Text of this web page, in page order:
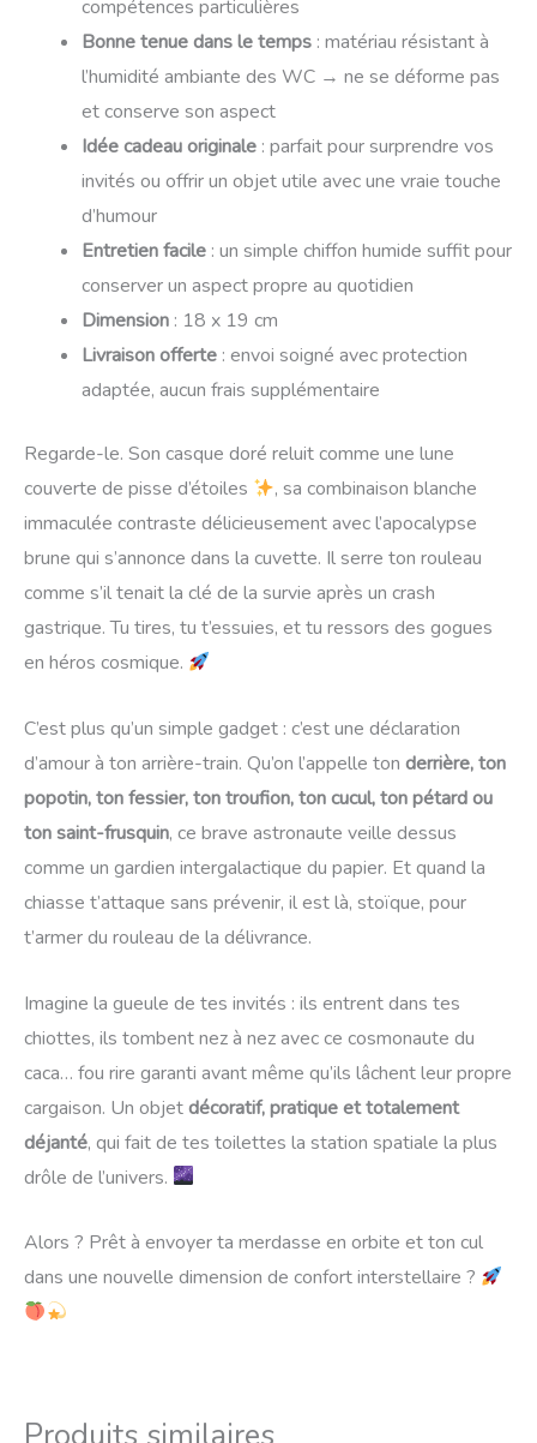
compétences particulières
Bonne tenue dans le temps : matériau résistant à
l’humidité ambiante des WC → ne se déforme pas
et conserve son aspect
Idée cadeau originale : parfait pour surprendre vos
invités ou offrir un objet utile avec une vraie touche
d’humour
Entretien facile : un simple chiffon humide suffit pour
conserver un aspect propre au quotidien
Dimension : 18 x 19 cm
Livraison offerte : envoi soigné avec protection
adaptée, aucun frais supplémentaire
Regarde-le. Son casque doré reluit comme une lune
couverte de pisse d’étoiles
, sa combinaison blanche
immaculée contraste délicieusement avec l’apocalypse
brune qui s’annonce dans la cuvette. Il serre ton rouleau
comme s’il tenait la clé de la survie après un crash
gastrique. Tu tires, tu t’essuies, et tu ressors des gogues
en héros cosmique.
C’est plus qu’un simple gadget : c’est une déclaration
d’amour à ton arrière-train. Qu’on l’appelle ton derrière, ton
popotin, ton fessier, ton troufion, ton cucul, ton pétard ou
ton saint-frusquin, ce brave astronaute veille dessus
comme un gardien intergalactique du papier. Et quand la
chiasse t’attaque sans prévenir, il est là, stoïque, pour
t’armer du rouleau de la délivrance.
Imagine la gueule de tes invités : ils entrent dans tes
chiottes, ils tombent nez à nez avec ce cosmonaute du
caca… fou rire garanti avant même qu’ils lâchent leur propre
cargaison. Un objetdécoratif, pratique et totalement
déjanté, qui fait de tes toilettes la station spatiale la plus
drôle de l’univers.
Alors ? Prêt à envoyer ta merdasse en orbite et ton cul
dans une nouvelle dimension de confort interstellaire ?